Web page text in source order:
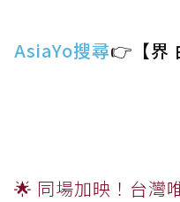
AsiaYo搜尋👉【界
🌟 同場加映！台灣